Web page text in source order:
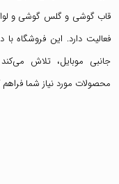
قاب گوشی وگلس گوشی و
فعالیت دارد. این فروشگاه
جانبی موبایل، تلاش
محصولات مورد نیاز شما فراهم